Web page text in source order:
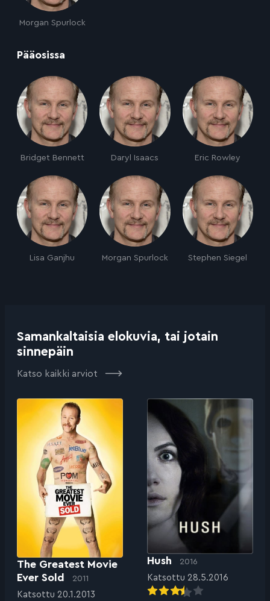
Morgan Spurlock
Pääosissa
Bridget Bennett Daryl Isaacs Eric Rowley
Lisa Ganjhu Morgan Spurlock Stephen Siegel
Samankaltaisia elokuvia, tai jotain
sinnepäin
Katso kaikki arviot
The Greatest Movie
Ever Sold
2011
Katsottu 20.1.2013
Hush 2016
Katsottu 28.5.2016